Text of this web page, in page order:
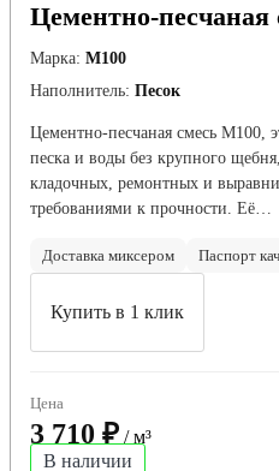
Цементно-
Марка: М100
Наполнитель: Песок
Цементно-песчаная смесь М100,
песка и воды без крупного
кладочных, ремонтных и
требованиями к прочности. Её…
Доставка миксером Паспорт
Купить в 1 клик
Цена
3 710 ₽ / м³
В наличии